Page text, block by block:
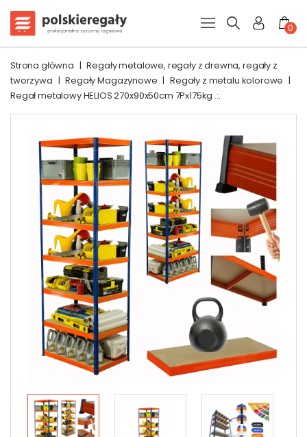
0
Strona główna | Regały metalowe, regały z drewna, regały z
tworzywa | Regały Magazynowe | Regały z metalu kolorowe |
Regał metalowy HELIOS 270x90x50cm 7Px175kg .:.